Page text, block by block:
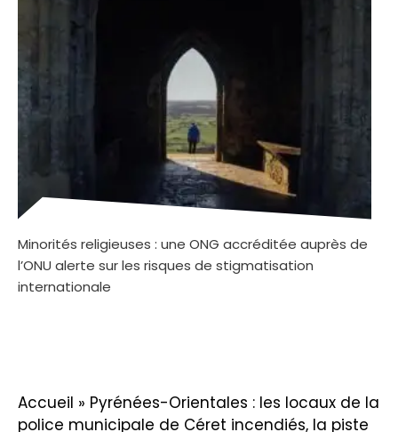
Minorités religieuses : une ONG accréditée auprès de
l’ONU alerte sur les risques de stigmatisation
internationale
Accueil » Pyrénées-Orientales : les locaux de la
police municipale de Céret incendiés, la piste